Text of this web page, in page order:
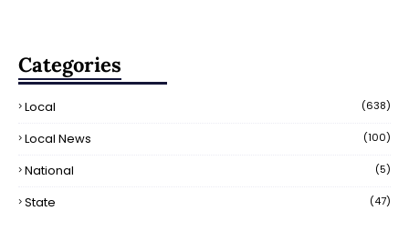
Categories
Local (638)
Local News (100)
National (5)
State (47)